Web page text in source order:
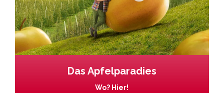
Das Apfelparadies
Wo? Hier!